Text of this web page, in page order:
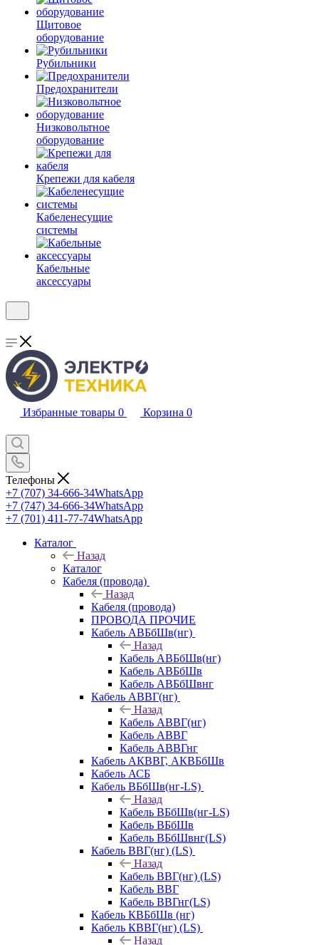
Щитовое
оборудование
Рубильники
Предохранители
Низковольтное
оборудование
Крепежи для кабеля
Кабеленесущие
системы
Кабельные
аксессуары
Избранные товары 0 Корзина 0
Телефоны
+7 (707) 34-666-34WhatsApp
+7 (747) 34-666-34WhatsApp
+7 (701) 411-77-74WhatsApp
Каталог
Назад
Каталог
Кабеля (провода)
Назад
Кабеля (провода)
ПРОВОДА ПРОЧИЕ
Кабель АВБбШв(нг)
Назад
Кабель АВБбШв(нг)
Кабель АВБбШв
Кабель АВБбШвнг
Кабель АВВГ(нг)
Назад
Кабель АВВГ(нг)
Кабель АВВГ
Кабель АВВГнг
Кабель АКВВГ, АКВБбШв
Кабель АСБ
Кабель ВБбШв(нг-LS)
Назад
Кабель ВБбШв(нг-LS)
Кабель ВБбШв
Кабель ВБбШвнг(LS)
Кабель ВВГ(нг) (LS)
Назад
Кабель ВВГ(нг) (LS)
Кабель ВВГ
Кабель ВВГнг(LS)
Кабель КВБбШв (нг)
Кабель КВВГ(нг) (LS)
Назад